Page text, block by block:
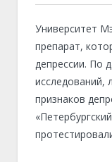
Университет
препарат,
депрессии. По
исследований,
признаков